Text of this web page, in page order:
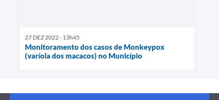
27 DEZ 2022 - 13h45
Monitoramento dos casos de Monkeypox
(varíola dos macacos) no Município